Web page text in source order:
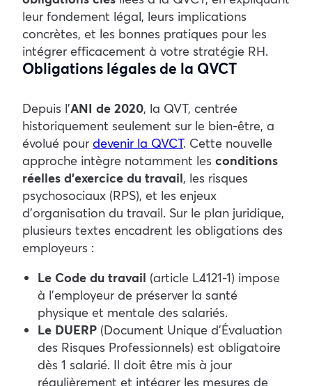
leur fondement légal, leurs implications
concrètes, et les bonnes pratiques pour les
intégrer efficacement à votre stratégie RH.
Obligations légales de la QVCT
Depuis l’ANI de 2020, la QVT, centrée
historiquement seulement sur le bien-être, a
évolué pour devenir la QVCT. Cette nouvelle
approche intègre notamment les conditions
réelles d’exercice du travail, les risques
psychosociaux (RPS), et les enjeux
d’organisation du travail. Sur le plan juridique,
plusieurs textes encadrent les obligations des
employeurs :
Le Code du travail (article L4121-1) impose
à l’employeur de préserver la santé
physique et mentale des salariés.
Le DUERP (Document Unique d’Évaluation
des Risques Professionnels) est obligatoire
dès 1 salarié. Il doit être mis à jour
régulièrement et intégrer les mesures de